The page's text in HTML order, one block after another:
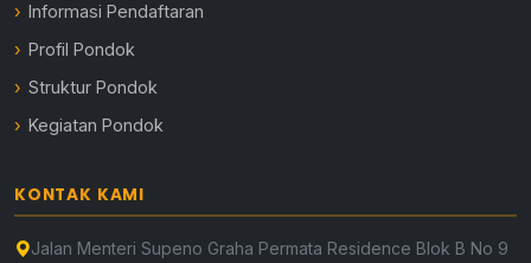
Informasi Pendaftaran
Profil Pondok
Struktur Pondok
Kegiatan Pondok
KONTAK KAMI
Jalan Menteri Supeno Graha Permata Residence Blok B No 9